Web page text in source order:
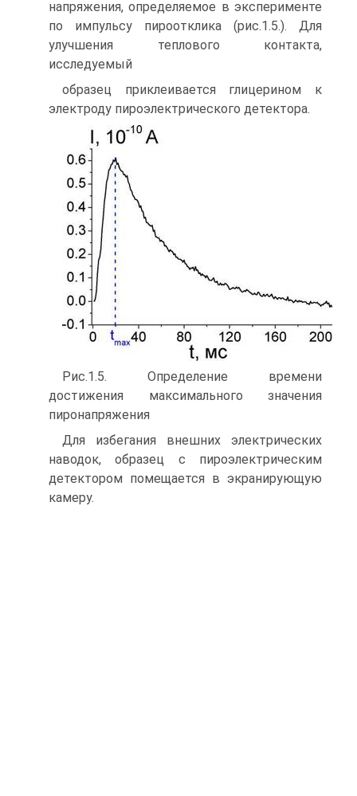
напряжения, определяемое в эксперименте
по импульсу пироотклика (рис.1.5.). Для
улучшения теплового контакта,
исследуемый
образец приклеивается глицерином к
электроду пироэлектрического детектора.
Рис.1.5. Определение времени
достижения максимального значения
пиронапряжения
Для избегания внешних электрических
наводок, образец с пироэлектрическим
детектором помещается в экранирующую
камеру.